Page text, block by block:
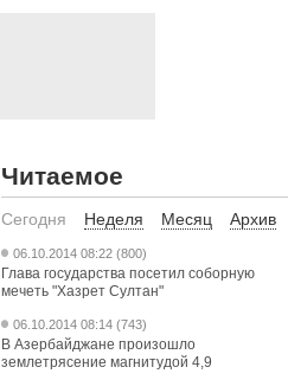
Читаемое
Сегодня Неделя Месяц Архив
06.10.2014 08:22 (800)
Глава государства посетил соборную
мечеть "Хазрет Султан"
06.10.2014 08:14 (743)
В Азербайджане произошло
землетрясение магнитудой 4,9